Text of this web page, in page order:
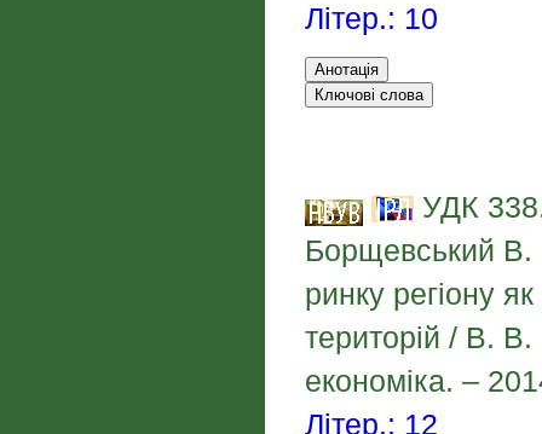
Літер.: 10
УДК
Борщевський В.
ринку регіону
територій / В.
економіка. –
Літер.: 12